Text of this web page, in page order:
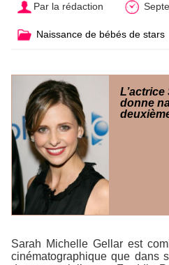
Par la rédaction
Naissance de bébés de stars
donne
Sarah Michelle Gellar est
cinématographique que dans